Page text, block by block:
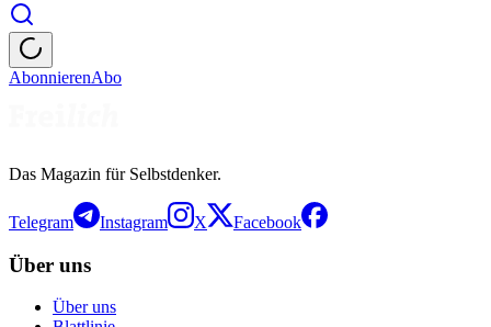
AbonnierenAbo
Das Magazin für Selbstdenker.
Telegram Instagram X Facebook
Über uns
Über uns